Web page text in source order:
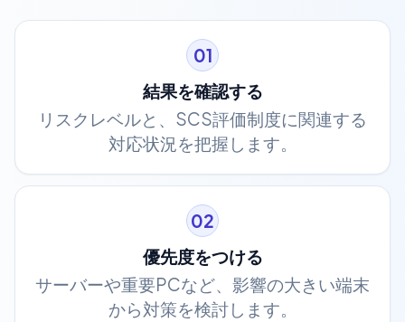
01
結果を確認する
リスクレベルと、SCS評価制度に関連する
対応状況を把握します。
02
優先度をつける
サーバーや重要PCなど、影響の大きい端末
から対策を検討します。